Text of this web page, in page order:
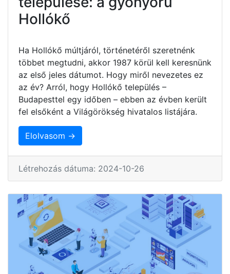
Hollókő
Ha Hollókő múltjáról, történetéről szeretnénk
többet megtudni, akkor 1987 körül kell keresnünk
az első jeles dátumot. Hogy miről nevezetes ez
az év? Arról, hogy Hollókő település –
Budapesttel egy időben – ebben az évben került
fel elsőként a Világörökség hivatalos listájára.
Elolvasom →
Létrehozás dátuma: 2024-10-26